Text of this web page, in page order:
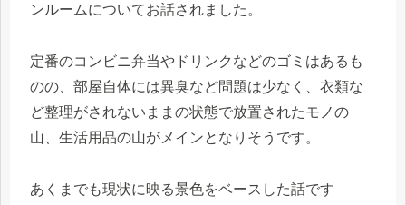
ンルームについてお話されました。
定番のコンビニ弁当やドリンクなどのゴミはあるも
のの、部屋自体には異臭など問題は少なく、衣類な
ど整理がされないままの状態で放置されたモノの
山、生活用品の山がメインとなりそうです。
あくまでも現状に映る景色をベースした話です